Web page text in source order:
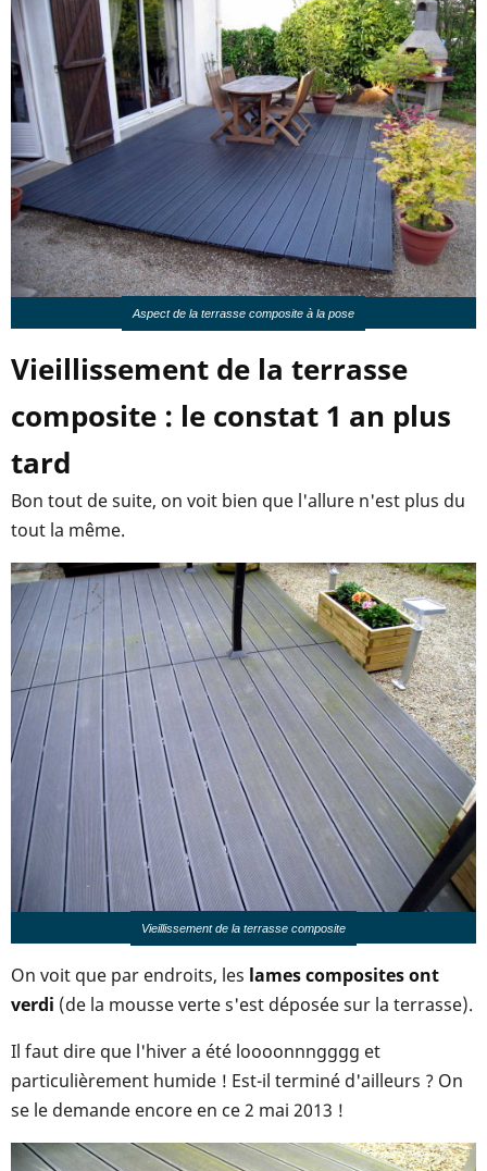
Aspect de la terrasse composite à la pose
Vieillissement de la terrasse
composite : le constat 1 an plus
tard
Bon tout de suite, on voit bien que l'allure n'est plus du
tout la même.
Vieillissement de la terrasse composite
On voit que par endroits, les lames composites ont
verdi (de la mousse verte s'est déposée sur la terrasse).
Il faut dire que l'hiver a été loooonnngggg et
particulièrement humide ! Est-il terminé d'ailleurs ? On
se le demande encore en ce 2 mai 2013 !